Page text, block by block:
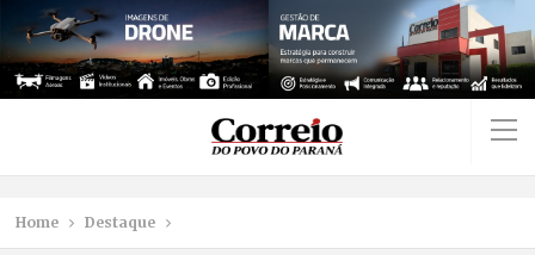
Home Destaque